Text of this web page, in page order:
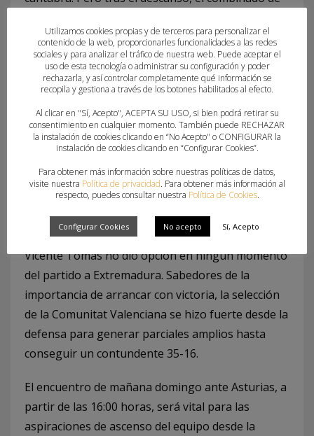
la victoria demostrando todo su potencial para
imponerse en el marcador 28-14.
Para seguir soñando, mañana buscarán la
segunda victoria ante Castilla-la Mancha a partir
de las 9:30 horas en el pabellón Luis Manzanares
de Torre Pacheco.
JUVENIL MASCULINA
No podía arrancar mejor el CESA para la selección
Juvenil Femenina. El equipo de Fran Vera y José
Vicente Tomás no dio opción en ningún momento
del partido a Extremadura. Sabedores de la
importancia de arrancar con victoria, la selección
de la Comunitat Valenciana se hizo fuerte desde la
defensa para generar parciales amplios hasta
conseguir un contundente 35-16.
El encuentro de mañana domingo ante Asturias, a
partir de las 16:00 horas, será vital para las
aspiraciones de ascenso del equipo desde la
Utilizamos cookies propias y de terceros para personalizar el
contenido de la web, proporcionarles funcionalidades a las redes
sociales y para analizar el tráfico de nuestra web. Puede aceptar el
uso de esta tecnología o administrar su configuración y poder
rechazarla, y así controlar completamente qué información se
recopila y gestiona a través de los botones habilitados al efecto.
Al clicar en "Sí, Acepto", ACEPTA SU USO, si bien podrá retirar su
consentimiento en cualquier momento. También puede RECHAZAR
la instalación de cookies clicando en “No Acepto" o CONFIGURAR la
instalación de cookies clicando en “Configurar Cookies”.
Para obtener más información sobre nuestras políticas de datos,
visite nuestra Política de privacidad. Para obtener más información al
respecto, puedes consultar nuestra Política de Cookies.
Configurar Cookies No acepto Sí, Acepto